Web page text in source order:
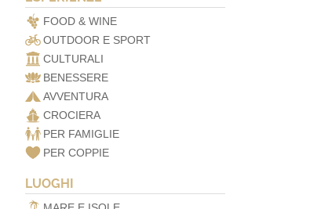
FOOD & WINE
OUTDOOR E SPORT
CULTURALI
BENESSERE
AVVENTURA
CROCIERA
PER FAMIGLIE
PER COPPIE
LUOGHI